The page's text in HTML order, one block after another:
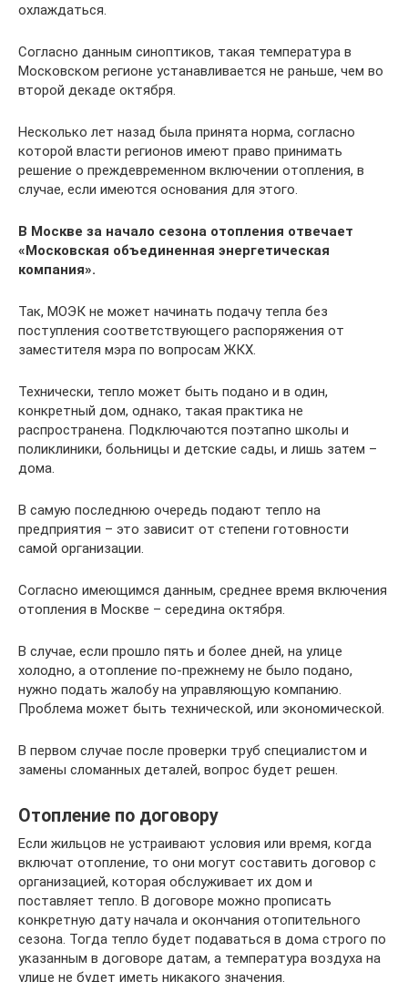
охлаждаться.
Согласно данным синоптиков, такая температура в
Московском регионе устанавливается не раньше, чем во
второй декаде октября.
Несколько лет назад была принята норма, согласно
которой власти регионов имеют право принимать
решение о преждевременном включении отопления, в
случае, если имеются основания для этого.
В Москве за начало сезона отопления отвечает
«Московская объединенная энергетическая
компания».
Так, МОЭК не может начинать подачу тепла без
поступления соответствующего распоряжения от
заместителя мэра по вопросам ЖКХ.
Технически, тепло может быть подано и в один,
конкретный дом, однако, такая практика не
распространена. Подключаются поэтапно школы и
поликлиники, больницы и детские сады, и лишь затем –
дома.
В самую последнюю очередь подают тепло на
предприятия – это зависит от степени готовности
самой организации.
Согласно имеющимся данным, среднее время включения
отопления в Москве – середина октября.
В случае, если прошло пять и более дней, на улице
холодно, а отопление по-прежнему не было подано,
нужно подать жалобу на управляющую компанию.
Проблема может быть технической, или экономической.
В первом случае после проверки труб специалистом и
замены сломанных деталей, вопрос будет решен.
Отопление по договору
Если жильцов не устраивают условия или время, когда
включат отопление, то они могут составить договор с
организацией, которая обслуживает их дом и
поставляет тепло. В договоре можно прописать
конкретную дату начала и окончания отопительного
сезона. Тогда тепло будет подаваться в дома строго по
указанным в договоре датам, а температура воздуха на
улице не будет иметь никакого значения.